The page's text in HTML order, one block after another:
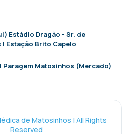
Estádio Dragão - Sr. de
| Estação Brito Capelo
| Paragem Matosinhos (Mercado)
de Matosinhos | All Rights
Reserved